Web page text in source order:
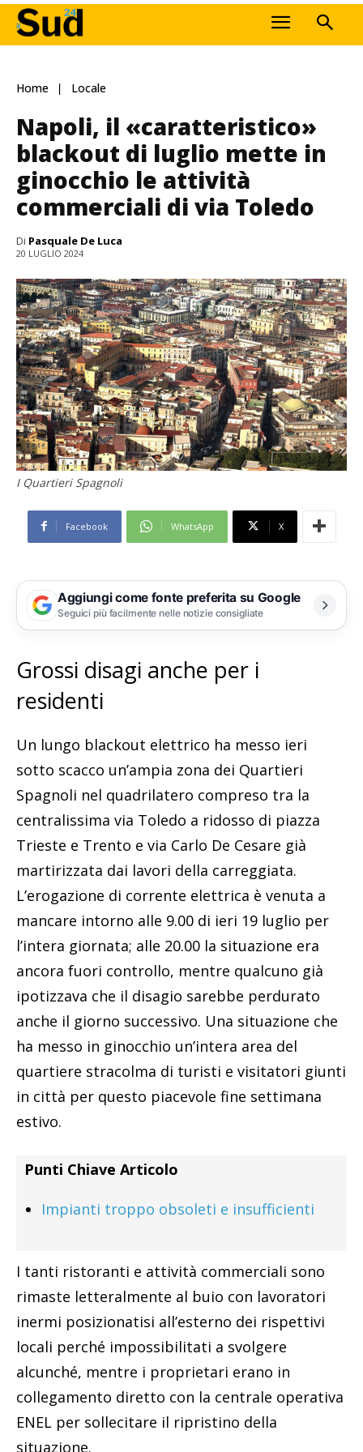
Home Locale
Napoli, il «caratteristico»
blackout di luglio mette in
ginocchio le attività
commerciali di via Toledo
Di Pasquale De Luca
20 LUGLIO 2024
I Quartieri Spagnoli
Facebook WhatsApp X
Aggiungi come fonte preferita su Google
Seguici più facilmente nelle notizie consigliate
Grossi disagi anche per i
residenti
Un lungo blackout elettrico ha messo ieri
sotto scacco un’ampia zona dei Quartieri
Spagnoli nel quadrilatero compreso tra la
centralissima via Toledo a ridosso di piazza
Trieste e Trento e via Carlo De Cesare già
martirizzata dai lavori della carreggiata.
L’erogazione di corrente elettrica è venuta a
mancare intorno alle 9.00 di ieri 19 luglio per
l’intera giornata; alle 20.00 la situazione era
ancora fuori controllo, mentre qualcuno già
ipotizzava che il disagio sarebbe perdurato
anche il giorno successivo. Una situazione che
ha messo in ginocchio un’intera area del
quartiere stracolma di turisti e visitatori giunti
in città per questo piacevole fine settimana
estivo.
Punti Chiave Articolo
Impianti troppo obsoleti e insufficienti
I tanti ristoranti e attività commerciali sono
rimaste letteralmente al buio con lavoratori
inermi posizionatisi all’esterno dei rispettivi
locali perché impossibilitati a svolgere
alcunché, mentre i proprietari erano in
collegamento diretto con la centrale operativa
ENEL per sollecitare il ripristino della
situazione.